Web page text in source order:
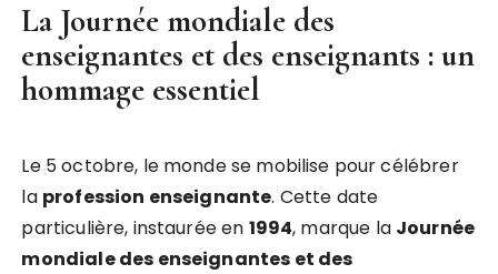
La Journée mondiale des
enseignantes et des enseignants : un
hommage essentiel
Le 5 octobre, le monde se mobilise pour célébrer
la profession enseignante. Cette date
particulière, instaurée en 1994, marque la Journée
mondialedes enseignantes et des